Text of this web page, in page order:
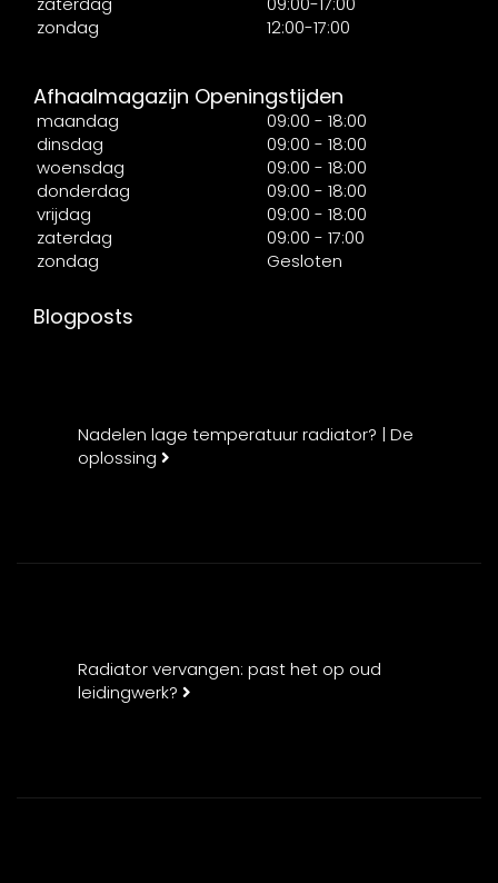
zondag
12:00-17:00
Afhaalmagazijn Openingstijden
maandag
09:00 - 18:00
dinsdag
09:00 - 18:00
woensdag
09:00 - 18:00
donderdag
09:00 - 18:00
vrijdag
09:00 - 18:00
zaterdag
09:00 - 17:00
zondag
Gesloten
Blogposts
Nadelen lage temperatuur radiator? | De
oplossing
Radiator vervangen: past het op oud
leidingwerk?